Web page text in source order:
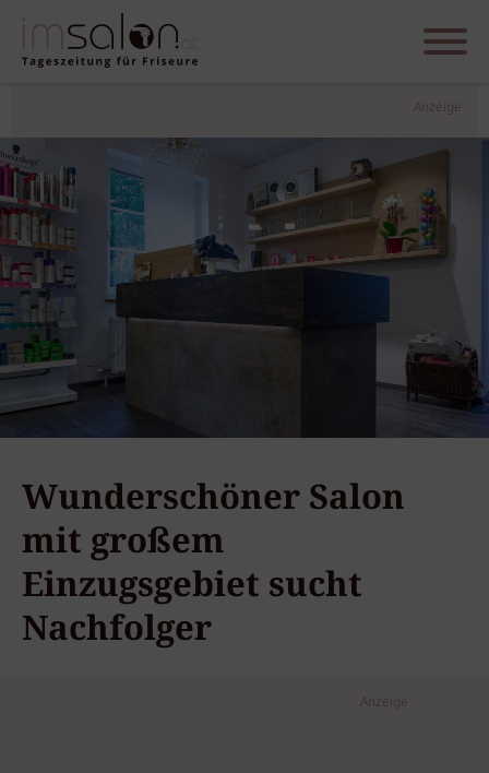
Anzeige
Wunderschöner Salon
mit großem
Einzugsgebiet sucht
Nachfolger
Anzeige